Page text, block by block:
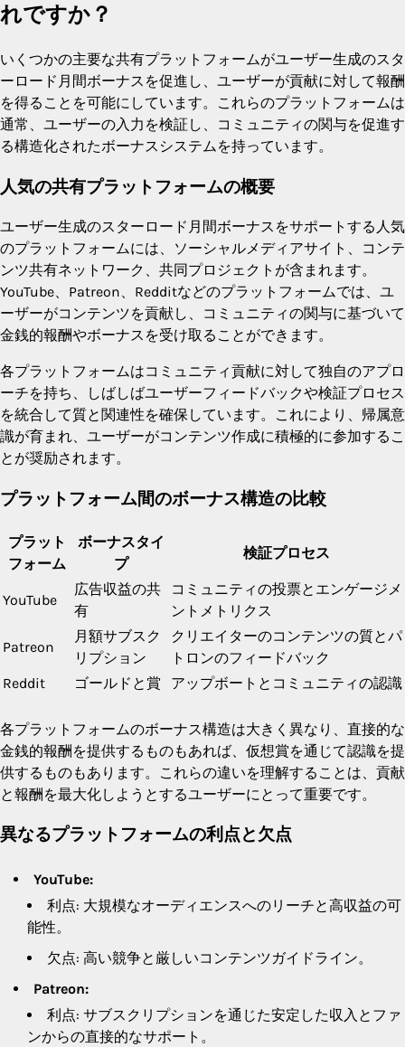
れですか？
いくつかの主要な共有プラットフォームがユーザー生成のスタ
ーロード月間ボーナスを促進し、ユーザーが貢献に対して報酬
を得ることを可能にしています。これらのプラットフォームは
通常、ユーザーの入力を検証し、コミュニティの関与を促進す
る構造化されたボーナスシステムを持っています。
人気の共有プラットフォームの概要
ユーザー生成のスターロード月間ボーナスをサポートする人気
のプラットフォームには、ソーシャルメディアサイト、コンテ
ンツ共有ネットワーク、共同プロジェクトが含まれます。
YouTube、Patreon、Redditなどのプラットフォームでは、ユ
ーザーがコンテンツを貢献し、コミュニティの関与に基づいて
金銭的報酬やボーナスを受け取ることができます。
各プラットフォームはコミュニティ貢献に対して独自のアプロ
ーチを持ち、しばしばユーザーフィードバックや検証プロセス
を統合して質と関連性を確保しています。これにより、帰属意
識が育まれ、ユーザーがコンテンツ作成に積極的に参加するこ
とが奨励されます。
プラットフォーム間のボーナス構造の比較
プラット
フォーム
ボーナスタイ
プ
検証プロセス
YouTube
広告収益の共
有
コミュニティの投票とエンゲージメ
ントメトリクス
Patreon
月額サブスク
リプション
クリエイターのコンテンツの質とパ
トロンのフィードバック
Reddit
ゴールドと賞 アップボートとコミュニティの認識
各プラットフォームのボーナス構造は大きく異なり、直接的な
金銭的報酬を提供するものもあれば、仮想賞を通じて認識を提
供するものもあります。これらの違いを理解することは、貢献
と報酬を最大化しようとするユーザーにとって重要です。
異なるプラットフォームの利点と欠点
YouTube:
利点: 大規模なオーディエンスへのリーチと高収益の可
能性。
欠点: 高い競争と厳しいコンテンツガイドライン。
Patreon:
利点: サブスクリプションを通じた安定した収入とファ
ンからの直接的なサポート。